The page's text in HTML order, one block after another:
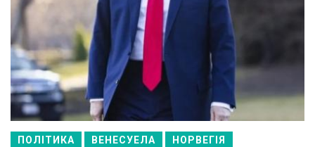
ПОЛІТИКА ВЕНЕСУЕЛА НОРВЕГІЯ